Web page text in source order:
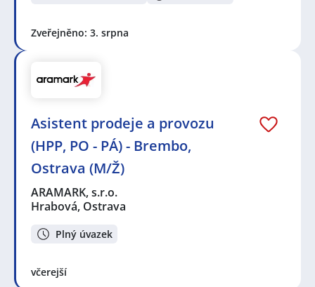
Zveřejněno: 3. srpna
Asistent prodeje a provozu
(HPP, PO - PÁ) - Brembo,
Ostrava (M/Ž)
ARAMARK, s.r.o.
Hrabová, Ostrava
Plný úvazek
včerejší